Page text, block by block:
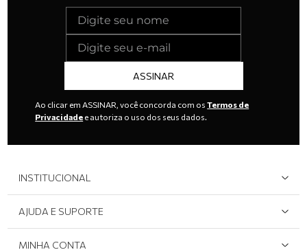
ASSINAR
Ao clicar em ASSINAR, você concorda com osTermos de
Privacidade e autoriza o uso dos seus dados.
INSTITUCIONAL
Área do Lojista
AJUDA E SUPORTE
MINHA CONTA